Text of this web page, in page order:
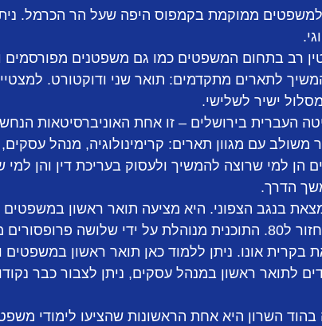
ממוקמת בקמפוס היפה שעל הר הכרמל.
רב בתחום המשפטים כמו גם משפטנים מפורסמים
לתארים מתקדמים: תואר שני ודוקטורט.
ישיר לשלישי.
העברית בירושלים – זו אחת האוניברסיטאות
עם מגוון תארים: קרימינולוגיה, מנהל
הן למי שרוצה להמשיך ולעסוק בעריכת דין והן למי
הדרך.
בנגב הצפוני. היא מציעה תואר ראשון במשפטים
תל אביב.
בקרית אונו. ניתן ללמוד כאן תואר ראשון
לתואר ראשון במנהל עסקים, ניתן לצבור כבר
השרון היא אחת הראשונות שהציעו לימודי